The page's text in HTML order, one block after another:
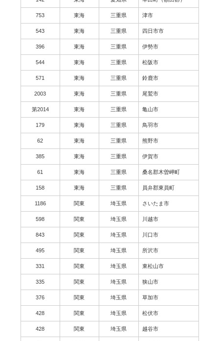
753 東海 三重県 津市
543 東海 三重県 四日市市
396 東海 三重県 伊勢市
544 東海 三重県 松阪市
571 東海 三重県 鈴鹿市
2003 東海 三重県 尾鷲市
第2014 東海 三重県 亀山市
179 東海 三重県 鳥羽市
62 東海 三重県 熊野市
385 東海 三重県 伊賀市
61 東海 三重県 桑名郡木曽岬町
158 東海 三重県 員弁郡東員町
1186 関東 埼玉県 さいたま市
598 関東 埼玉県 川越市
843 関東 埼玉県 川口市
495 関東 埼玉県 所沢市
331 関東 埼玉県 東松山市
335 関東 埼玉県 狭山市
376 関東 埼玉県 草加市
428 関東 埼玉県 松伏市
428 関東 埼玉県 越谷市